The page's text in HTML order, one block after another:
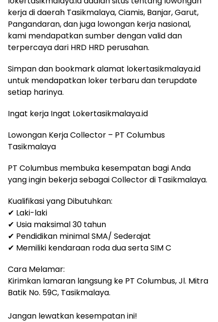
kerja di daerah Tasikmalaya, Ciamis, Banjar, Garut,
Pangandaran, dan juga lowongan kerja nasional,
kami mendapatkan sumber dengan valid dan
terpercaya dari HRD HRD perusahan.
Simpan dan bookmark alamat lokertasikmalaya.id
untuk mendapatkan loker terbaru dan terupdate
setiap harinya.
Ingat kerja Ingat Lokertasikmalaya.id
Lowongan Kerja Collector – PT Columbus
Tasikmalaya
PT Columbus membuka kesempatan bagi Anda
yang ingin bekerja sebagai Collector di Tasikmalaya.
Kualifikasi yang Dibutuhkan:
✔ Laki-laki
✔ Usia maksimal 30 tahun
✔ Pendidikan minimal SMA/ Sederajat
✔ Memiliki kendaraan roda dua serta SIM C
Cara Melamar:
Kirimkan lamaran langsung ke PT Columbus, Jl. Mitra
Batik No. 59C, Tasikmalaya.
Jangan lewatkan kesempatan ini!